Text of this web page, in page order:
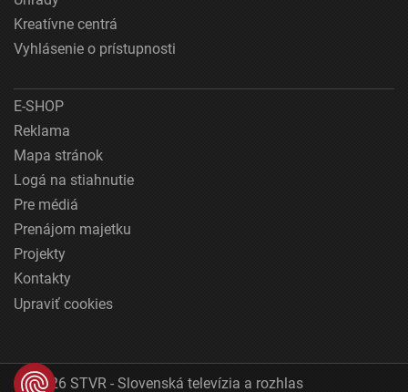
Kreatívne centrá
Vyhlásenie o prístupnosti
E-SHOP
Reklama
Mapa stránok
Logá na stiahnutie
Pre médiá
Prenájom majetku
Projekty
Kontakty
Upraviť cookies
© 2026 STVR - Slovenská televízia a rozhlas